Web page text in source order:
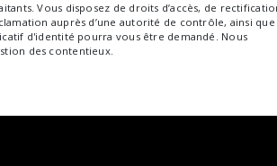
Vous disposez de droits d’accès, de
auprès d’une autorité de contrôle, ainsi que
d'identité pourra vous être demandé. Nous
des contentieux.